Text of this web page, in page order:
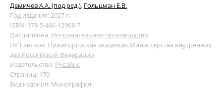
Демичев А.А. (под ред.), Гольцман Е.В.
Год издания: 2027 г.
ISBN: 978-5-466-12968-7
Дисциплина: Исполнительное производство
ВУЗ автора: Нижегородская академия Министерства внутренних
дел Российской Федерации
Издательство: Русайнс
Страниц: 170
Вид издания: Монография